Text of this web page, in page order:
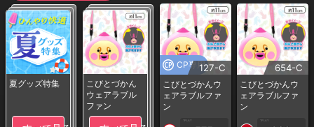
夏グッズ特集
こびとづかん
ウェアラブル
ファン
CP専用127-C
こびとづかんウ
ェアラブルファ
ン
1PLAY
654-C
こびとづかんウ
ェアラブルファ
ン
1PLAY